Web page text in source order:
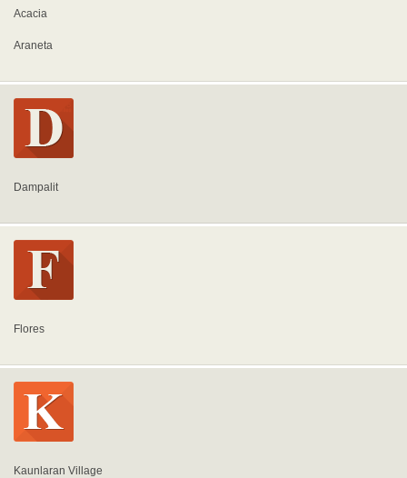
Acacia
Araneta
Dampalit
Flores
Kaunlaran Village